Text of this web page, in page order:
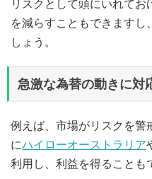
リスクとして頭にいれて
を減らすこともできます
しょう。
急激な為替の動きに対
例えば、市場がリスクを警
にハイローオーストラリア
利用し、利益を得ることも